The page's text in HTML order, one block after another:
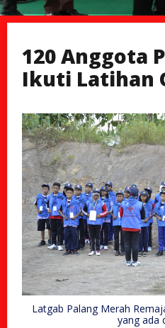
120 Anggota
Ikuti Latihan
Latgab Palang Merah
yang ada